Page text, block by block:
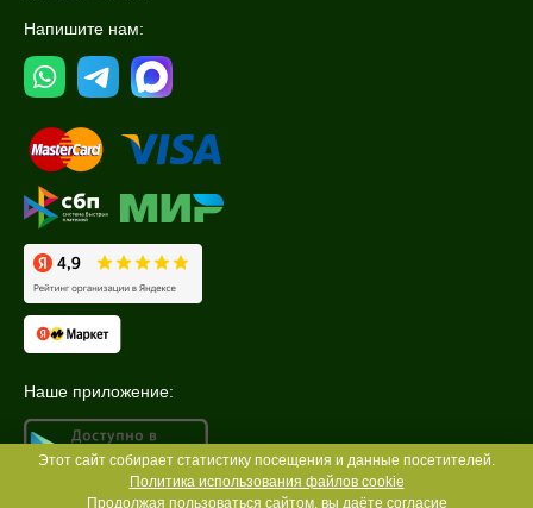
Напишите нам:
Наше приложение:
Этот сайт собирает статистику посещения и данные посетителей.
Политика использования файлов cookie
Продолжая пользоваться сайтом, вы даёте согласие